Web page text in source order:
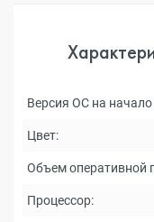
Версия ОС на
Цвет:
Объем оперативной
Процессор: